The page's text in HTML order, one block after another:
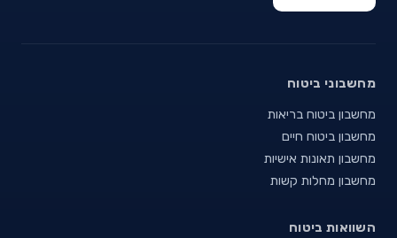
מחשבוני ביטוח
מחשבון ביטוח בריאות
מחשבון ביטוח חיים
מחשבון תאונות אישיות
מחשבון מחלות קשות
השוואות ביטוח